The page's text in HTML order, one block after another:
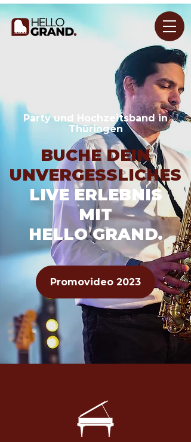
Party und Hochzeitsband in
Thüringen
BUCHE DEIN
UNVERGESSLICHES
LIVE ERLEBNIS
MIT
HELLO GRAND.
Promovideo 2023